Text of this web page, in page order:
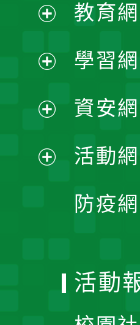
選
單
開
選
單
開
選
單
開
選
開
教育
學習
資安
活動
防疫
活動